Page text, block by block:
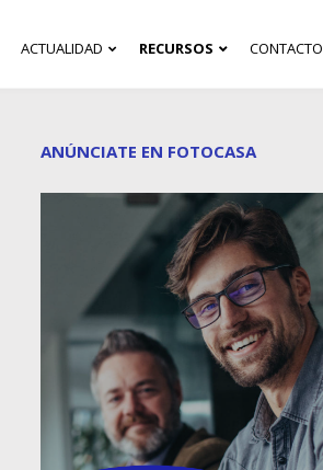
ACTUALIDAD RECURSOS CONTACTO
ANÚNCIATE EN FOTOCASA